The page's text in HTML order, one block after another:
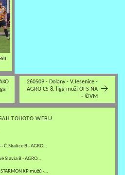
-
260509 - Dolany - V.Jesenice -
AGRO CS 8. liga muži OFS NA
- ©VM
TOHOTO WEBU
Č.Skalice B - AGRO…
Slavia B - AGRO…
KP mužů -…